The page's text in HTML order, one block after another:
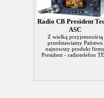
Radio CB President
ASC
Z wielką przyjemnością
przedstawiamy Państwu
najnowszy produkt
President - radiotelefon